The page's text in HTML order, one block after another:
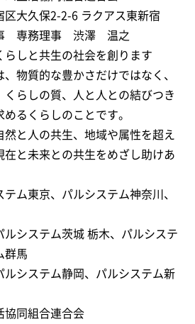
区大久保2-2-6 ラクアス東新宿
専務理事 渋澤 温之
らしと共生の社会を創ります
物質的な豊かさだけではなく、
くらしの質、人と人との結びつき
るくらしのことです。
と人の共生、地域や属性を超え
在と未来との共生をめざし助けあ
テム東京、パルシステム神奈川、
ルシステム茨城 栃木、パルシステ
群馬
ルシステム静岡、パルシステム新
協同組合連合会